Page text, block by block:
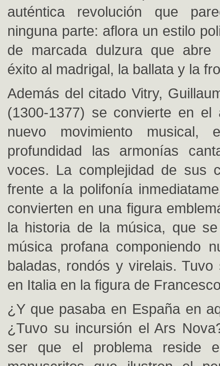
auténtica revolución que
ninguna parte: aflora un estilo
de marcada dulzura que abre
éxito al madrigal, la ballata y la
Además del citado Vitry,
(1300-1377) se convierte en el
nuevo movimiento musical,
profundidad las armonías
voces. La complejidad de sus
frente a la polifonía
convierten en una figura
la historia de la música, que
música profana componiendo
baladas, rondós y virelais. Tuvo
en Italia en la figura de
¿Y que pasaba en España en
¿Tuvo su incursión el Ars
ser que el problema reside